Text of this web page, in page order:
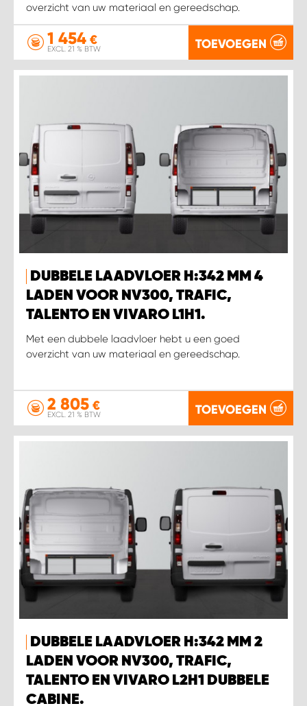
overzicht van uw materiaal en gereedschap.
1 454 €
EXCL. 21 % BTW TOEVOEGEN
DUBBELE LAADVLOER H:342 MM 4
LADEN VOOR NV300, TRAFIC,
TALENTO EN VIVARO L1H1.
Met een dubbele laadvloer hebt u een goed
overzicht van uw materiaal en gereedschap.
2 805 €
EXCL. 21 % BTW TOEVOEGEN
DUBBELE LAADVLOER H:342 MM 2
LADEN VOOR NV300, TRAFIC,
TALENTO EN VIVARO L2H1 DUBBELE
CABINE.